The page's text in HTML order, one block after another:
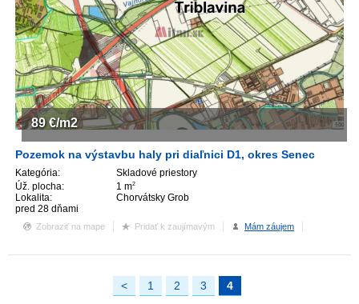
Pozemok na výstavbu haly pri diaľnici D1, okres Senec
Kategória:
Skladové priestory
Úž. plocha:
1 m2
Lokalita:
Chorvátsky Grob
pred 28 dňami
89 €/m2
Zobraziť na mape Pridať k zaujímavým Mám záujem
< 1 2 3 4